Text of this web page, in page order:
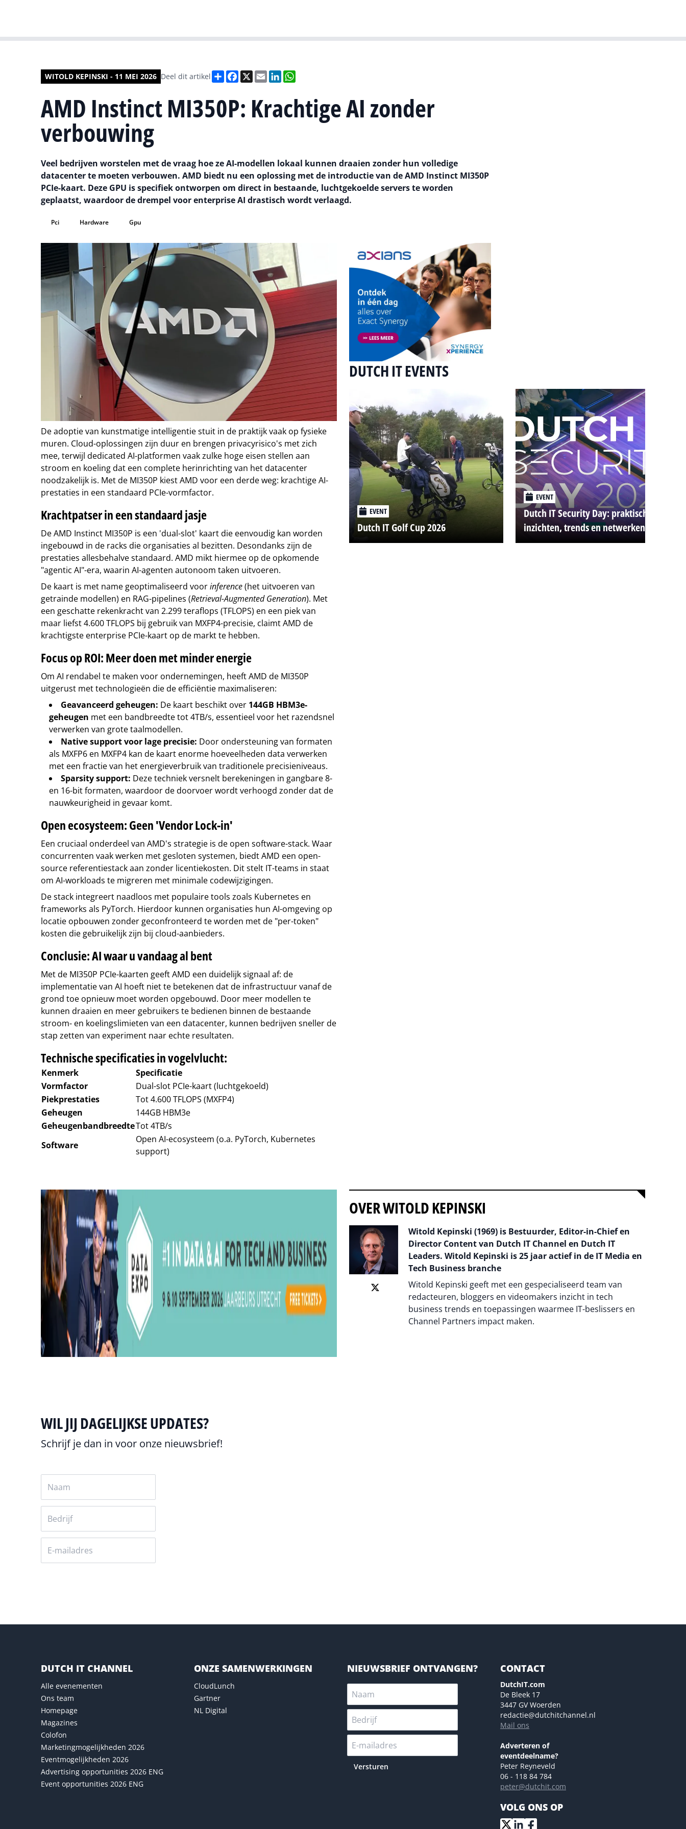
WITOLD KEPINSKI - 11 MEI 2026 Deel dit artikel DeelFacebook
X EmailLinkedIn
AMD Instinct MI350P: Krachtige AI zonder
verbouwing
Veel bedrijven worstelen met de vraag hoe ze AI-modellen lokaal kunnen draaien zonder hun volledige
datacenter te moeten verbouwen. AMD biedt nu een oplossing met de introductie van de AMD Instinct MI350P
PCIe-kaart. Deze GPU is specifiek ontworpen om direct in bestaande, luchtgekoelde servers te worden
geplaatst, waardoor de drempel voor enterprise AI drastisch wordt verlaagd.
Pci Hardware Gpu
De adoptie van kunstmatige intelligentie stuit in de praktijk vaak op fysieke
muren. Cloud-oplossingen zijn duur en brengen privacyrisico's met zich
mee, terwijl dedicated AI-platformen vaak zulke hoge eisen stellen aan
stroom en koeling dat een complete herinrichting van het datacenter
noodzakelijk is. Met de MI350P kiest AMD voor een derde weg: krachtige AI-
prestaties in een standaard PCIe-vormfactor.
Krachtpatser in een standaard jasje
De AMD Instinct MI350P is een 'dual-slot' kaart die eenvoudig kan worden
ingebouwd in de racks die organisaties al bezitten. Desondanks zijn de
prestaties allesbehalve standaard. AMD mikt hiermee op de opkomende
"agentic AI"-era, waarin AI-agenten autonoom taken uitvoeren.
De kaart is met name geoptimaliseerd voorinference(het uitvoeren van
getrainde modellen) en RAG-pipelines (Retrieval-Augmented Generation). Met
een geschatte rekenkracht van 2.299 teraflops (TFLOPS) en een piek van
maar liefst 4.600 TFLOPS bij gebruik van MXFP4-precisie, claimt AMD de
krachtigste enterprise PCIe-kaart op de markt te hebben.
Focus op ROI: Meer doen met minder energie
Om AI rendabel te maken voor ondernemingen, heeft AMD de MI350P
uitgerust met technologieën die de efficiëntie maximaliseren:
Geavanceerd geheugen: De kaart beschikt over 144GB HBM3e-
geheugen met een bandbreedte tot 4TB/s, essentieel voor het razendsnel
verwerken van grote taalmodellen.
Native support voor lage precisie: Door ondersteuning van formaten
als MXFP6 en MXFP4 kan de kaart enorme hoeveelheden data verwerken
met een fractie van het energieverbruik van traditionele precisieniveaus.
Sparsity support: Deze techniek versnelt berekeningen in gangbare 8-
en 16-bit formaten, waardoor de doorvoer wordt verhoogd zonder dat de
nauwkeurigheid in gevaar komt.
Open ecosysteem: Geen 'Vendor Lock-in'
Een cruciaal onderdeel van AMD's strategie is de open software-stack. Waar
concurrenten vaak werken met gesloten systemen, biedt AMD een open-
source referentiestack aan zonder licentiekosten. Dit stelt IT-teams in staat
om AI-workloads te migreren met minimale codewijzigingen.
De stack integreert naadloos met populaire tools zoals Kubernetes en
frameworks als PyTorch. Hierdoor kunnen organisaties hun AI-omgeving op
locatie opbouwen zonder geconfronteerd te worden met de "per-token"
kosten die gebruikelijk zijn bij cloud-aanbieders.
Conclusie: AI waar u vandaag al bent
Met de MI350P PCIe-kaarten geeft AMD een duidelijk signaal af: de
implementatie van AI hoeft niet te betekenen dat de infrastructuur vanaf de
grond toe opnieuw moet worden opgebouwd. Door meer modellen te
kunnen draaien en meer gebruikers te bedienen binnen de bestaande
stroom- en koelingslimieten van een datacenter, kunnen bedrijven sneller de
stap zetten van experiment naar echte resultaten.
Technische specificaties in vogelvlucht:
Kenmerk
Specificatie
Vormfactor
Dual-slot PCIe-kaart (luchtgekoeld)
Piekprestaties
Tot 4.600 TFLOPS (MXFP4)
Geheugen
144GB HBM3e
GeheugenbandbreedteTot 4TB/s
Software
Open AI-ecosysteem (o.a. PyTorch, Kubernetes
support)
DUTCH IT EVENTS
EVENT
Dutch IT Golf Cup 2026
EVENT
Dutch IT Security Day: praktische
inzichten, trends en netwerken
OVER WITOLD KEPINSKI
Witold Kepinski (1969) is Bestuurder, Editor-in-Chief en
Director Content van Dutch IT Channel en Dutch IT
Leaders. Witold Kepinski is 25 jaar actief in de IT Media en
Tech Business branche
Witold Kepinski geeft met een gespecialiseerd team van
redacteuren, bloggers en videomakers inzicht in tech
business trends en toepassingen waarmee IT-beslissers en
Channel Partners impact maken.
WIL JIJ DAGELIJKSE UPDATES?
Schrijf je dan in voor onze nieuwsbrief!
DUTCH IT CHANNEL
Alle evenementen
Ons team
Homepage
Magazines
Colofon
Marketingmogelijkheden 2026
Eventmogelijkheden 2026
Advertising opportunities 2026 ENG
Event opportunities 2026 ENG
ONZE SAMENWERKINGEN
CloudLunch
Gartner
NL Digital
NIEUWSBRIEF ONTVANGEN?
Versturen
CONTACT
DutchIT.com
De Bleek 17
3447 GV Woerden
redactie@dutchitchannel.nl
Mail ons
Adverteren of
eventdeelname?
Peter Reyneveld
06 - 118 84 784
peter@dutchit.com
VOLG ONS OP